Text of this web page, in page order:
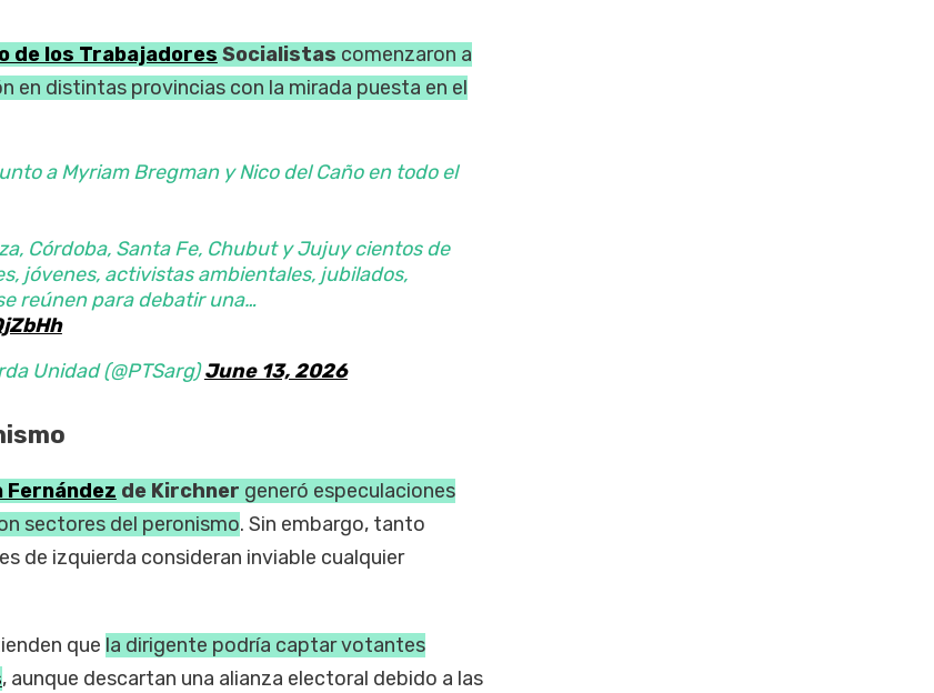
de los Trabajadores Socialistas comenzaron a
en distintas provincias con la mirada puesta en el
a Myriam Bregman y Nico del Caño en todo el
Córdoba, Santa Fe, Chubut y Jujuy cientos de
jóvenes, activistas ambientales, jubilados,
reúnen para debatir una…
Unidad (@PTSarg)June 13, 2026
de Kirchner generó especulaciones
sectores del peronismo. Sin embargo, tanto
de izquierda consideran inviable cualquier
que la dirigente podría captar votantes
, aunque descartan una alianza electoral debido a las